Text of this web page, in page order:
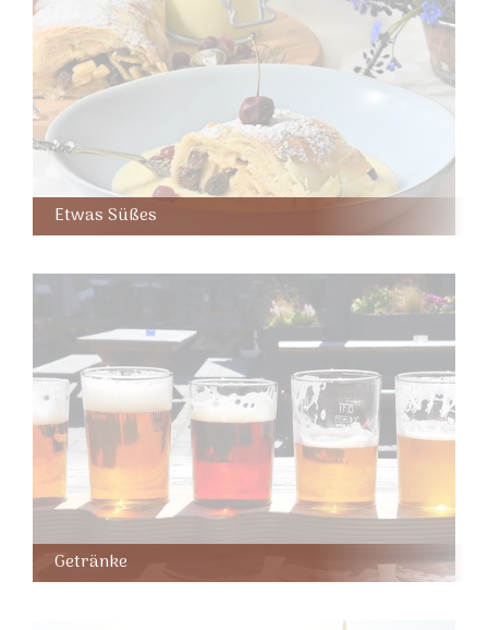
Etwas Süßes
Getränke